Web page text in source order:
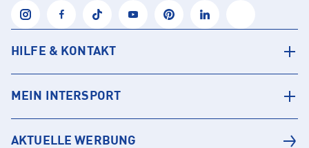
HILFE & KONTAKT
MEIN INTERSPORT
AKTUELLE WERBUNG